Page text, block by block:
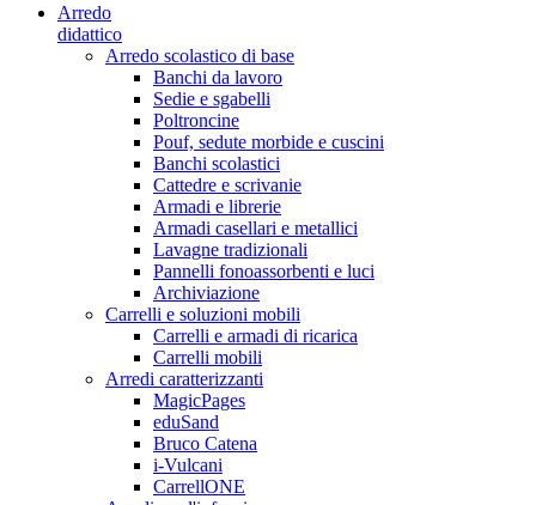
Arredo
didattico
Arredo scolastico di base
Banchi da lavoro
Sedie e sgabelli
Poltroncine
Pouf, sedute morbide e cuscini
Banchi scolastici
Cattedre e scrivanie
Armadi e librerie
Armadi casellari e metallici
Lavagne tradizionali
Pannelli fonoassorbenti e luci
Archiviazione
Carrelli e soluzioni mobili
Carrelli e armadi di ricarica
Carrelli mobili
Arredi caratterizzanti
MagicPages
eduSand
Bruco Catena
i-Vulcani
CarrellONE